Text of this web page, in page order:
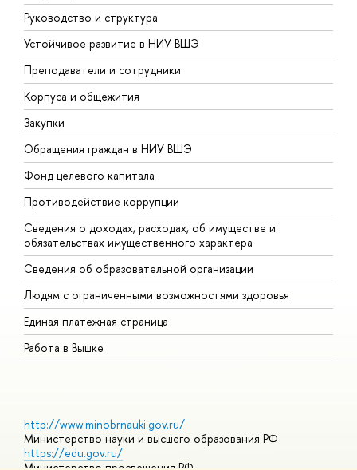
Руководство и структура
Устойчивое развитие в НИУ ВШЭ
Преподаватели и сотрудники
Корпуса и общежития
Закупки
Обращения граждан в НИУ ВШЭ
Фонд целевого капитала
Противодействие коррупции
Сведения о доходах, расходах, об имуществе и
обязательствах имущественного характера
Сведения об образовательной организации
Людям с ограниченными возможностями здоровья
Единая платежная страница
Работа в Вышке
http://www.minobrnauki.gov.ru/
Министерство науки и высшего образования РФ
https://edu.gov.ru/